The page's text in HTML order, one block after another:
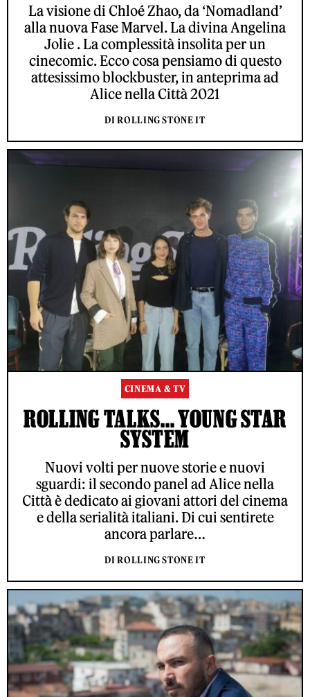
La visione di Chloé Zhao, da ‘Nomadland’
alla nuova Fase Marvel. La divina Angelina
Jolie . La complessità insolita per un
cinecomic. Ecco cosa pensiamo di questo
attesissimo blockbuster, in anteprima ad
Alice nella Città 2021
DI ROLLING STONE IT
CINEMA & TV
ROLLING TALKS... YOUNG STAR
SYSTEM
Nuovi volti per nuove storie e nuovi
sguardi: il secondo panel ad Alice nella
Città è dedicato ai giovani attori del cinema
e della serialità italiani. Di cui sentirete
ancora parlare…
DI ROLLING STONE IT